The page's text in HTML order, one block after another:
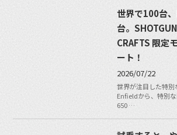
世界で100台
台。
CRAFTS 限定
ート！
2026/07/22
世界が注目した特別
Enfieldから、特別
650 …